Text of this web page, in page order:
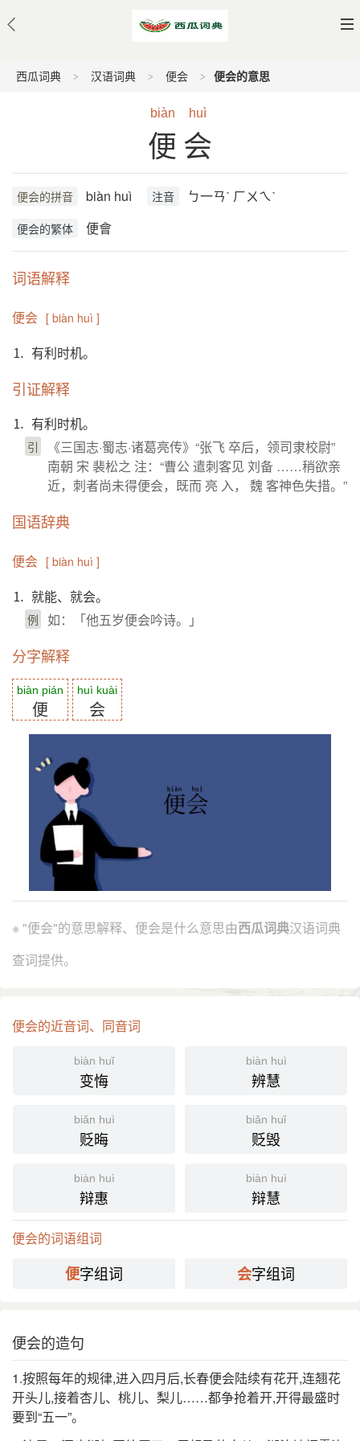
西瓜词典 汉语词典 便会 便会的意思
biàn huì
便会
便会的拼音 biàn huì 注音 ㄅ一ㄢˋ ㄏㄨㄟˋ
便会的繁体 便會
词语解释
便会 [ biàn huì ]
⒈ 有利时机。
引证解释
⒈ 有利时机。
引
《三国志·蜀志·诸葛亮传》“张飞 卒后，领司隶校尉”
南朝 宋 裴松之 注：“曹公 遣刺客见 刘备 ……稍欲亲
近，刺者尚未得便会，既而 亮 入， 魏 客神色失措。”
国语辞典
便会 [ biàn huì ]
⒈ 就能、就会。
例 如：「他五岁便会吟诗。」
分字解释
biàn pián
便
huì kuài
会
※ "便会"的意思解释、便会是什么意思由西瓜词典汉语词典
查词提供。
便会的近音词、同音词
biàn huǐ
变悔
biàn huì
辨慧
biǎn huì
贬晦
biǎn huǐ
贬毁
biàn huì
辩惠
biàn huì
辩慧
便会的词语组词
便字组词 会字组词
便会的造句
1.按照每年的规律,进入四月后,长春便会陆续有花开,连翘花
开头儿,接着杏儿、桃儿、梨儿……都争抢着开,开得最盛时
要到“五一”。